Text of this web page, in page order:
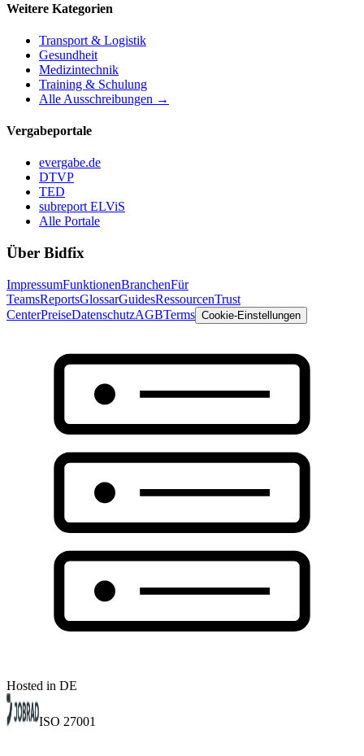
Weitere Kategorien
Transport & Logistik
Gesundheit
Medizintechnik
Training & Schulung
Alle Ausschreibungen →
Vergabeportale
evergabe.de
DTVP
TED
subreport ELViS
Alle Portale
Über Bidfix
ImpressumFunktionenBranchenFür
TeamsReportsGlossarGuidesRessourcenTrust
CenterPreiseDatenschutzAGBTerms Cookie-Einstellungen
Hosted in DE
ISO 27001